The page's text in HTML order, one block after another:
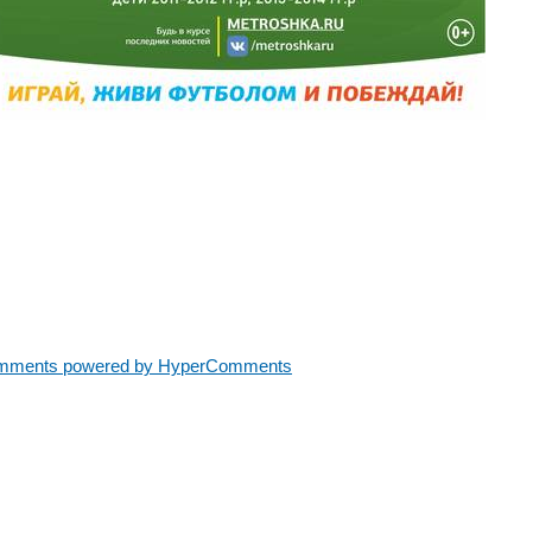
powered by HyperComments